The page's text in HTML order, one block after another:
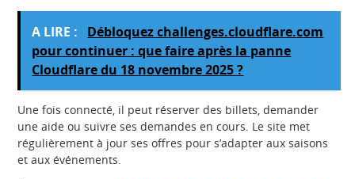
A LIRE :
Débloquez challenges.cloudflare.com
pour continuer : que faire après la panne
Cloudflare du 18 novembre 2025 ?
Une fois connecté, il peut réserver des billets, demander
une aide ou suivre ses demandes en cours. Le site met
régulièrement à jour ses offres pour s’adapter aux saisons
et aux événements.